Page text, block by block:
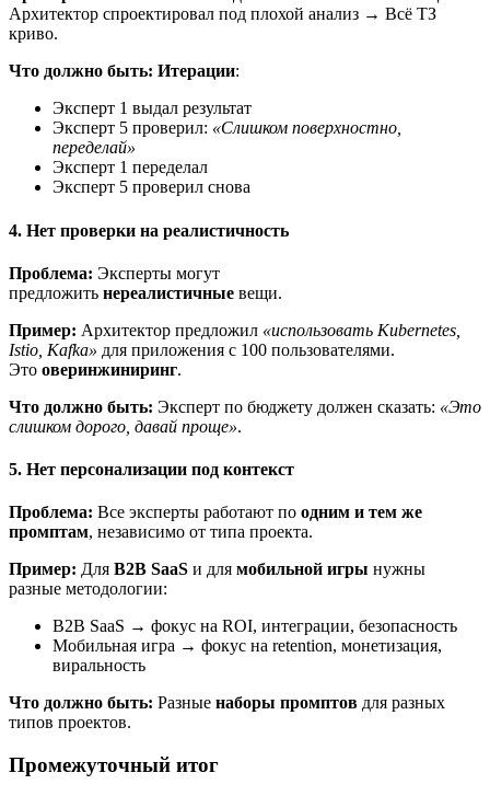
Архитектор спроектировал под плохой анализ → Всё ТЗ
криво.
Что должно быть: Итерации:
Эксперт 1 выдал результат
Эксперт 5 проверил: «Слишком поверхностно,
переделай»
Эксперт 1 переделал
Эксперт 5 проверил снова
4. Нет проверки на реалистичность
Проблема: Эксперты могут
предложить нереалистичные вещи.
Пример: Архитектор предложил «использовать Kubernetes,
Istio, Kafka» для приложения с 100 пользователями.
Это оверинжиниринг.
Что должно быть: Эксперт по бюджету должен сказать: «Это
слишком дорого, давай проще».
5. Нет персонализации под контекст
Проблема: Все эксперты работают по одним и тем же
промптам, независимо от типа проекта.
Пример: Для B2B SaaS и для мобильной игры нужны
разные методологии:
B2B SaaS → фокус на ROI, интеграции, безопасность
Мобильная игра → фокус на retention, монетизация,
виральность
Что должно быть: Разные наборы промптов для разных
типов проектов.
Промежуточный итог